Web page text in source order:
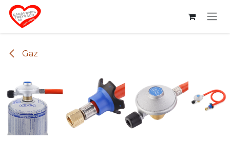
Se rendre au contenu
Gaz